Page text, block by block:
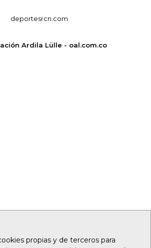
propias y de terceros para
deportesrcn.com
Ardila Lülle - oal.com.co